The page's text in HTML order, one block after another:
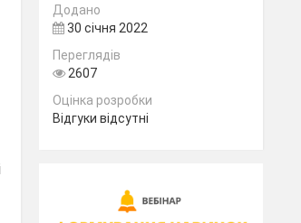
Додано
30 січня 2022
Переглядів
2607
Оцінка розробки
Відгуки відсутні